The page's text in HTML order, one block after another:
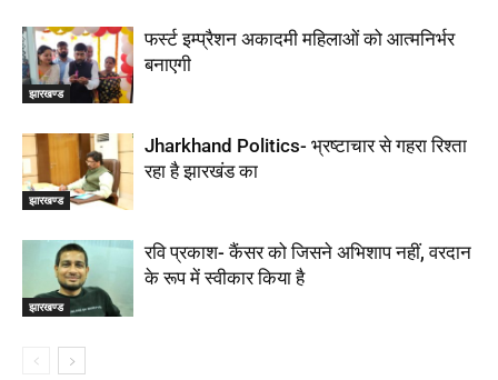
झारखण्ड
फर्स्ट इम्प्रैशन अकादमी महिलाओं को आत्मनिर्भर
बनाएगी
झारखण्ड
Jharkhand Politics- भ्रष्टाचार से गहरा रिश्ता
रहा है झारखंड का
झारखण्ड
रवि प्रकाश- कैंसर को जिसने अभिशाप नहीं, वरदान
के रूप में स्वीकार किया है